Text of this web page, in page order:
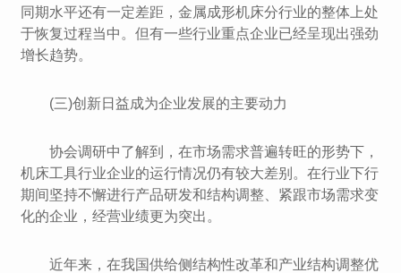
同期水平还有一定差距，金属成形机床分行业的整体上处
于恢复过程当中。但有一些行业重点企业已经呈现出强劲
增长趋势。
(三)创新日益成为企业发展的主要动力
协会调研中了解到，在市场需求普遍转旺的形势下，
机床工具行业企业的运行情况仍有较大差别。在行业下行
期间坚持不懈进行产品研发和结构调整、紧跟市场需求变
化的企业，经营业绩更为突出。
近年来，在我国供给侧结构性改革和产业结构调整优